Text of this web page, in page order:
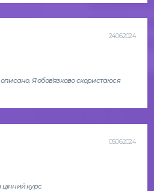
24.06.2024
Я обов'язково скористаюся
05.06.2024
курс